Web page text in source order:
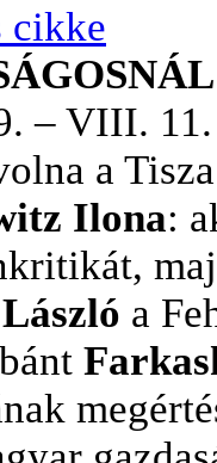
cikke
– VIII. 11.
a
Ilona:
a